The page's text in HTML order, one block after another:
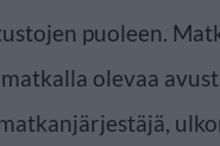
puoleen.
olevaa